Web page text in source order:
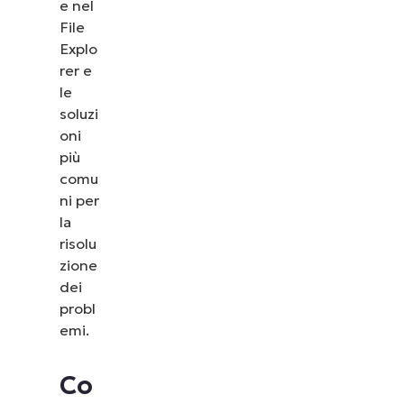
e nel
File
Explo
rer e
le
soluzi
oni
più
comu
ni per
la
risolu
zione
dei
probl
emi.
Co